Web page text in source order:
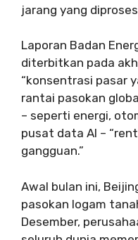
jarang yang
Laporan Badan
diterbitkan pada
“konsentrasi pasar
rantai pasokan
– seperti energi,
pusat data AI –
gangguan.”
Awal bulan ini,
pasokan logam
Desember,